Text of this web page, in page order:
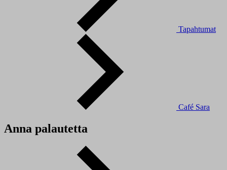
Tapahtumat
Café Sara
Anna palautetta